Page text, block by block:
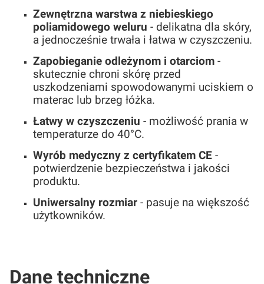
Zewnętrzna warstwa z niebieskiego
poliamidowego weluru - delikatna dla skóry,
a jednocześnie trwała i łatwa w czyszczeniu.
Zapobieganie odleżynom i otarciom -
skutecznie chroni skórę przed
uszkodzeniami spowodowanymi uciskiem o
materac lub brzeg łóżka.
Łatwy w czyszczeniu - możliwość prania w
temperaturze do 40°C.
Wyrób medyczny z certyfikatem CE -
potwierdzenie bezpieczeństwa i jakości
produktu.
Uniwersalny rozmiar - pasuje na większość
użytkowników.
Dane techniczne